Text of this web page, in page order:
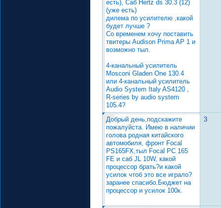
есть), Саб Hertz ds 30.3 (12)
(уже есть)
дилема по усилителю ,какой
будет лучше ?
Со временем хочу поставить
твитеры Audison Prima AP 1 и
возможно тыл.
4-канальный усилитель
Mosconi Gladen One 130.4
или 4-канальный усилитель
Audio System Italy AS4120 ,
R-series by audio system
105.4?
Добрый день,подскажите
пожалуйста. Имею в наличии
голова родная китайского
автомобиля, фронт Focal
PS165FX,тыл Focal PC 165
FE и саб JL 10W, какой
процессор брать?и какой
усилок чтоб это все играло?
заранее спасибо.Бюджет на
процессор и усилок 100к.
3